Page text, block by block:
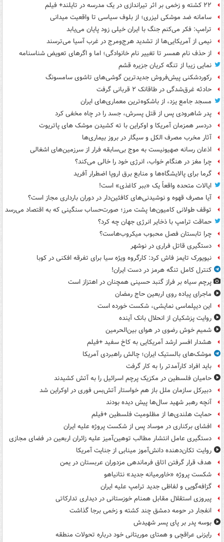
۲۲ کشته و زخمی بر اثر تیراندازی در یک مدرسه در تایلند+ فیلم
سامانه ضد موشکی لیزری؛ از بلوف سیاسی تا واقعیت میدانی
ترامپ: فکر می‌کنم جنگ با ایران خیلی زود پایان می‌یابد
نیمی از آمریکایی‌ها از تشدید هرج‌ومرج در غرب آسیا می‌ترسند
از حذف نام همسر تا تغییر نام خانوادگی؛ اما و اگرهای تعویض شناسنامه
نمایی زیبا از تنگه کریان جزیره قشم
رکوردشکنی پیش‌فروش جدیدترین گوشی‌های تاشوی سامسونگ
حادثه غرق‌شدگی در طاقانک ۲ قربانی گرفت
مسجد جامع یزد، از باشکوه‌ترین معماری‌های ایران
پدر شاهرودی پس از قتل پسرش، جسد را در چاه مخفی کرد
دردسر همزمان آمریکا و اوکراین با ته کشیدن موشک های پاتریوت
آثار مخرب مصرف الکل و سیگار در بروز بیماری‌ها
اذعان رسانه صهیونیست به موج بی‌سابقه فرار از سرزمین‌های اشغالی
چرا مغز در هنگام خواب، انرژی خود را خالی می‌کند؟
گرما برای پالایشگاه‌ها و منابع برق اروپا اضطرار آفرید
ایالات متحده واقعاً یک «ببر کاغذی» است!
آیا مصرف قهوه و نوشیدنی‌های کافئین‌دار در دوران بارداری مجاز است؟
توقف طولانی کامیون‌ها پشت مرز؛ صورت‌حساب سنگینی که به اقتصاد می‌رسد
حماقت ترامپ با ذخایر انرژی جهان چه کرد؟
چرا تابستان فصل محبوب میکروب‌هاست؟
دستگیری قاتل فراری در نوشهر
نیویورک تایمز فاش کرد: کارگروه ویژه سیا برای تفرقه افکنی در کوبا
کنترل کامل تنگه هرمز در دست ایران!
پرچم سیاه بر فراز گنبد حسینی همچنان در اهتزاز است
ماجرای پیاده روی اربعین حاج رمضان
این دیپلماسی نمایشی، شکست خورده است
روایت پزشکیان از انحلال بانک آینده
شمیم خوش رضوی در هوای بین‌الحرمین
هشدار افسر ارشد آمریکایی به کاخ سفید +فیلم
موشک‌های بالستیک ایران؛ چالش راهبردی آمریکا
باید افراد کارآمدتر را به کار گرفت
حامیان فلسطین در مکزیک پرچم اسرائیل را به آتش کشیدند
دبیرکل سازمان ملل باز هم خواستار آتش‌بس فوری در اوکراین شد
آنچه رهبر شهید سال‌ها پیش دیده بودند
حمایت هلندی‌ها از مظلومیت فلسطین +فیلم
افشای برکناری در موساد پس از شکست پروژه علیه ایران
دستگیری عامل انتشار مطالب توهین‌آمیز علیه زائران اربعین در فضای مجازی
روایت تکان‌دهنده دانش‌آموز مینابی از جنایت آمریکا
هدف قرار گرفتن اتاق‌ فرماندهی مزدوران عربستان در یمن
شکست پروژه «خاورمیانه جدید» نتانیاهو
گزافه‌گویی و لفاظی جدید ترامپ علیه ایران
پیروزی استقلال مقابل همنام خوزستانی در دیداری تدارکاتی
انفجار در حومه دمشق چند کشته و زخمی برجا گذاشت
بوسه‌ پدر بر پای پسر شهیدش
رایزنی عراقچی و همتای موریتانی خود درباره تحولات منطقه